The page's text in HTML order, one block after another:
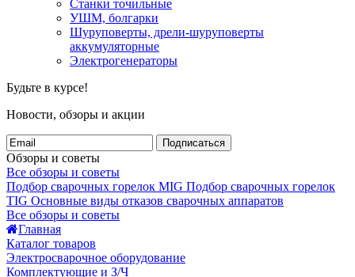
Станки точильные
УШМ, болгарки
Шуруповерты, дрели-шуруповерты
аккумуляторные
Электрогенераторы
Будьте в курсе!
Новости, обзоры и акции
Подписаться
Обзоры и советы
Все обзоры и советы
Подбор сварочных горелок MIG Подбор сварочных горелок
TIG Основные виды отказов сварочных аппаратов
Все обзоры и советы
Главная
Каталог товаров
Электросварочное оборудование
Комплектующие и З/Ч